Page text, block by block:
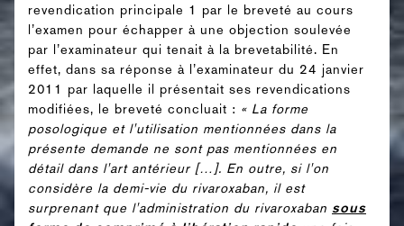
revendication principale 1 par le breveté au cours
l’examen pour échapper à une objection soulevée
par l’examinateur qui tenait à la brevetabilité. En
effet, dans sa réponse à l’examinateur du 24 janvier
2011 par laquelle il présentait ses revendications
modifiées, le breveté concluait : « La forme
posologique et l'utilisation mentionnées dans la
présente demande ne sont pas mentionnées en
détail dans l'art antérieur […]. En outre, si l'on
considère la demi-vie du rivaroxaban, il est
surprenant que l'administration du rivaroxaban sous